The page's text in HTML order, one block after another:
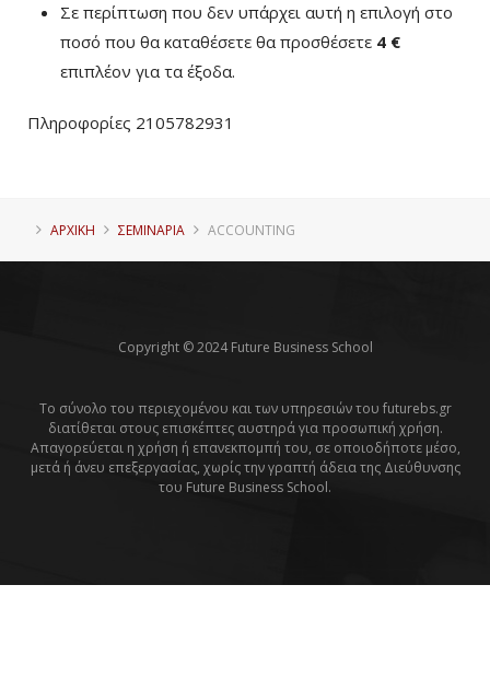
Σε περίπτωση που δεν υπάρχει αυτή η επιλογή στο
ποσό που θα καταθέσετε θα προσθέσετε 4 €
επιπλέον για τα έξοδα.
Πληροφορίες 2105782931
ΑΡΧΙΚΗ ΣΕΜΙΝΑΡΙΑ ACCOUNTING
Copyright © 2024 Future Business School
Το σύνολο του περιεχομένου και των υπηρεσιών του futurebs.gr
διατίθεται στους επισκέπτες αυστηρά για προσωπική χρήση.
Απαγορεύεται η χρήση ή επανεκπομπή του, σε οποιοδήποτε μέσο,
μετά ή άνευ επεξεργασίας, χωρίς την γραπτή άδεια της Διεύθυνσης
του Future Business School.